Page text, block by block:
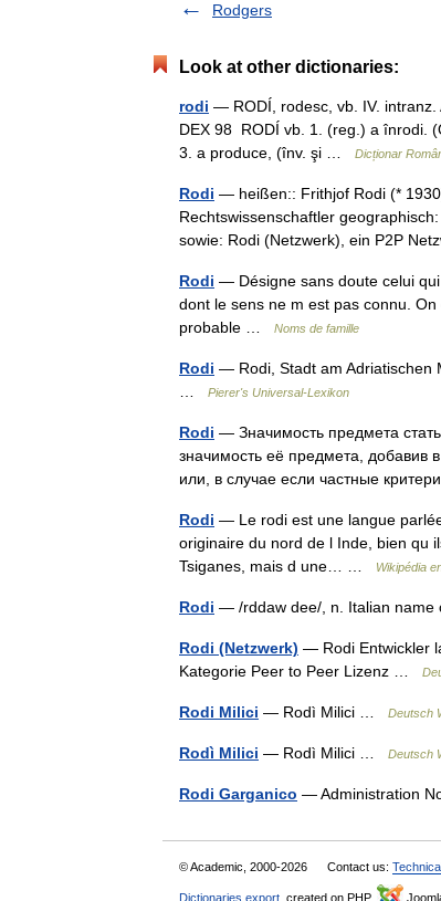
Rodgers
Look at other dictionaries:
rodi — RODÍ, rodesc, vb. IV. intranz.
DEX 98 RODÍ vb. 1. (reg.) a înrodi.
3. a produce, (înv. şi …
Dicționar
Rodi — heißen:: Frithjof Rodi (*
Rechtswissenschaftler
sowie: Rodi (Netzwerk), ein P2P
Rodi — Désigne sans doute celui
dont le sens ne m est pas connu.
probable …
Noms de famille
Rodi — Rodi, Stadt am Adriatischen
Pierer's Universal-Lexikon
Rodi — Значимость предмета
значимость её предмета, добавив
или, в случае если частные
Rodi — Le rodi est une langue
originaire du nord de l Inde, bien qu
Tsiganes, mais d une… …
Wikipédia
Rodi — /rddaw dee/, n. Italian
Rodi (Netzwerk) — Rodi Entwickler
Kategorie Peer to Peer Lizenz …
Rodi Milici — Rodì Milici … Deutsch
Rodì Milici — Rodì Milici … Deutsch
Rodi Garganico — Administration
© Academic, 2000-2026 Contact us:
Dictionaries export , created on PHP,